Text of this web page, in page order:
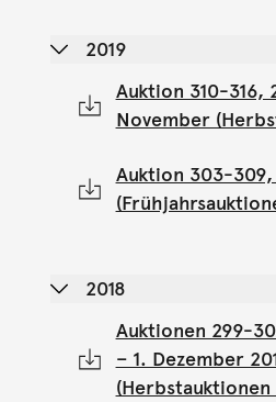
2019
Auktion 310-316,
November
Auktion 303-309,
2018
Auktionen 299-
– 1. Dezember
(Herbstauktionen